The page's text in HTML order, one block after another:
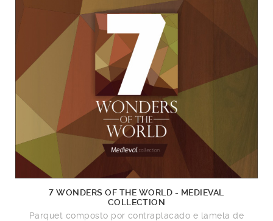
7 WONDERS OF THE WORLD - MEDIEVAL
COLLECTION
Parquet composto por contraplacado e lamela de